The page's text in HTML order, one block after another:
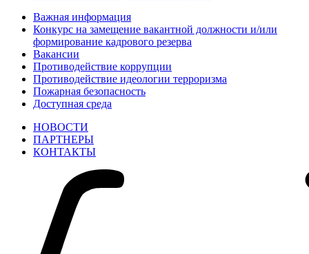
Важная информация
Конкурс на замещение вакантной должности и/или
формирование кадрового резерва
Вакансии
Противодействие коррупции
Противодействие идеологии терроризма
Пожарная безопасность
Доступная среда
НОВОСТИ
ПАРТНЕРЫ
КОНТАКТЫ